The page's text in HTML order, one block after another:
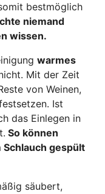
bestmöglich
niemand
wissen.
warmes
Mit der Zeit
von Weinen,
Ist
das Einlegen in
So können
Schlauch gespült
säubert,